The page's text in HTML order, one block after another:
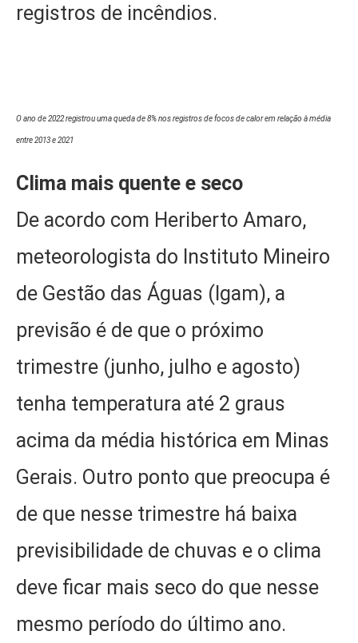
registros de incêndios.
O ano de 2022 registrou uma queda de 8% nos registros de focos de calor em relação à média
entre 2013 e 2021​
Clima mais quente e seco
De acordo com Heriberto Amaro,
meteorologista do Instituto Mineiro
de Gestão das Águas (Igam), a
previsão é de que o próximo
trimestre (junho, julho e agosto)
tenha temperatura até 2 graus
acima da média histórica em Minas
Gerais. Outro ponto que preocupa é
de que nesse trimestre há baixa
previsibilidade de chuvas e o clima
deve ficar mais seco do que nesse
mesmo período do último ano.